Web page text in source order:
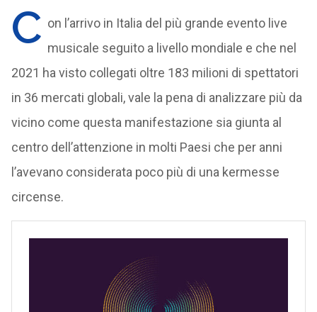
C on l’arrivo in Italia del più grande evento live
musicale seguito a livello mondiale e che nel
2021 ha visto collegati oltre 183 milioni di spettatori
in 36 mercati globali, vale la pena di analizzare più da
vicino come questa manifestazione sia giunta al
centro dell’attenzione in molti Paesi che per anni
l’avevano considerata poco più di una kermesse
circense.